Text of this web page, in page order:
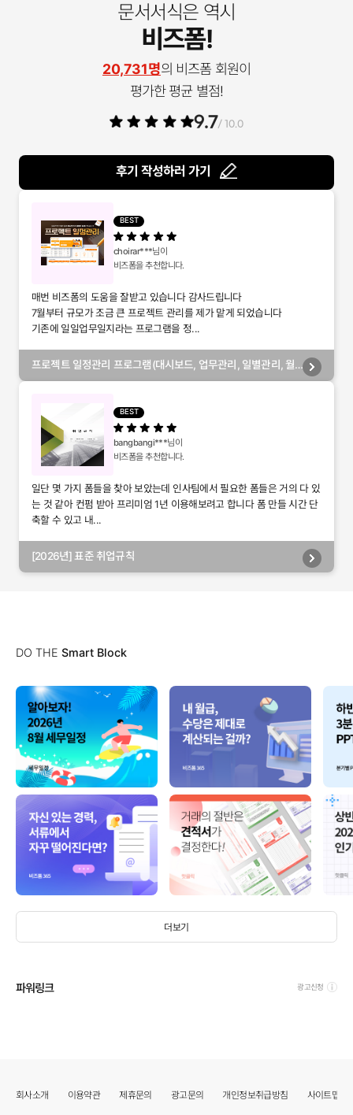
문서서식은 역시
비즈폼!
20,731명의 비즈폼 회원이
평가한 평균 별점!
9.7/ 10.0
후기 작성하러 가기
BEST
choirar***님이
비즈폼을 추천합니다.
매번 비즈폼의 도움을 잘받고 있습니다 감사드립니다
7월부터 규모가 조금 큰 프로젝트 관리를 제가 맡게 되었습니다
기존에 일일업무일지라는 프로그램을 정...
프로젝트 일정관리 프로그램(대시보드, 업무관리, 일별관리, 월
BEST
bangbangi***님이
비즈폼을 추천합니다.
일단 몇 가지 폼들을 찾아 보았는데 인사팀에서 필요한 폼들은 거의 다 있
는 것 같아 컨펌 받아 프리미엄 1년 이용해보려고 합니다 폼 만들 시간 단
축할 수 있고 내...
[2026년] 표준 취업규칙
DO THE Smart Block
더보기
파워링크 광고신청
회사소개 이용약관 제휴문의 광고문의 개인정보취급방침 사이트맵